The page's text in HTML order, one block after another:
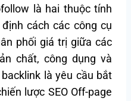
là hai thuộc tính
cách các công cụ
phối giá trị giữa các
chất, công dụng và
là yêu cầu bắt
lược SEO Off-page